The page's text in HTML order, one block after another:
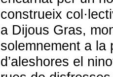
construeix
a Dijous Gras,
solemnement a la
d’aleshores el